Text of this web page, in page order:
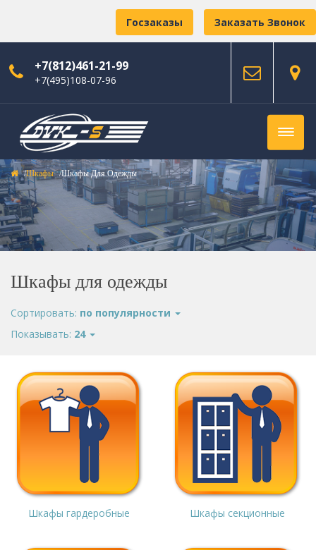
Заказать Звонок
Госзаказы
+7(812)461-21-99
+7(495)108-07-96
Шкафы Шкафы Для Одежды
Шкафы для одежды
Сортировать: по популярности
Показывать: 24
Шкафы гардеробные Шкафы секционные